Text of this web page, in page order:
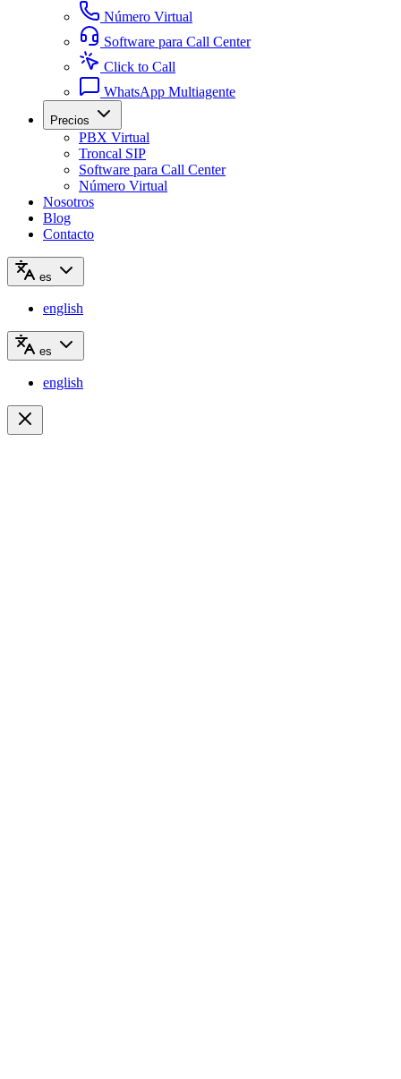
Número Virtual
Software para Call Center
Click to Call
WhatsApp Multiagente
Precios
PBX Virtual
Troncal SIP
Software para Call Center
Número Virtual
Nosotros
Blog
Contacto
es
english
es
english